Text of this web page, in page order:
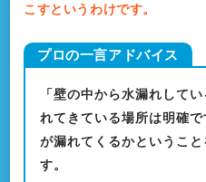
こすというわけです。
「壁の中から水漏れして
れてきている場所は明確
が漏れてくるかというこ
す。